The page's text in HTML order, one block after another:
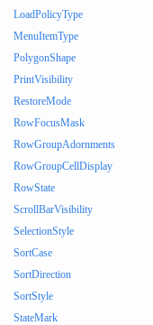
LoadPolicyType
MenuItemType
PolygonShape
PrintVisibility
RestoreMode
RowFocusMask
RowGroupAdornments
RowGroupCellDisplay
RowState
ScrollBarVisibility
SelectionStyle
SortCase
SortDirection
SortStyle
StateMark